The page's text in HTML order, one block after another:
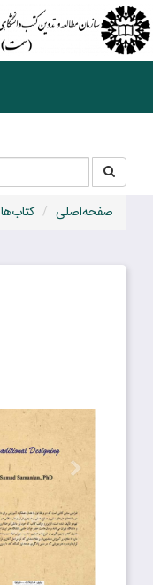
جستجو
در
سایت
صفحه‌اصلی کتاب‌ها